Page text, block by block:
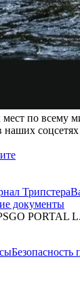
по всему
соцсетях
Трипстера
документы
PORTAL
Безопасность